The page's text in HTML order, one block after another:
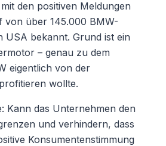
den positiven Meldungen
von über 145.000 BMW-
USA bekannt. Grund ist ein
– genau zu dem
eigentlich von der
wollte.
Kann das Unternehmen den
und verhindern, dass
Konsumentenstimmung